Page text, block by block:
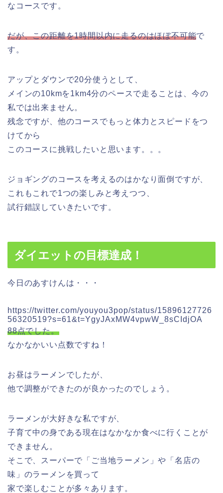
なコースです。
だが、この距離を1時間以内に走るのはほぼ不可能で
す。
アップとダウンで20分使うとして、
メインの10kmを1km4分のペースで走ることは、今の
私では出来ません。
残念ですが、他のコースでもっと体力とスピードをつ
けてから
このコースに挑戦したいと思います。。。
ジョギングのコースを考えるのはかなり面倒ですが、
これもこれで1つの楽しみと考えつつ、
試行錯誤していきたいです。
ダイエットの目標達成！
今日のあすけんは・・・
https://twitter.com/youyou3pop/status/15896127726
56320519?s=61&t=YgyJAxMW4vpwW_8sCIdjOA
88点でした。
なかなかいい点数ですね！
お昼はラーメンでしたが、
他で調整ができたのが良かったのでしょう。
ラーメンが大好きな私ですが、
子育て中の身である現在はなかなか食べに行くことが
できません。
そこで、スーパーで「ご当地ラーメン」や「名店の
味」のラーメンを買って
家で楽しむことが多々あります。